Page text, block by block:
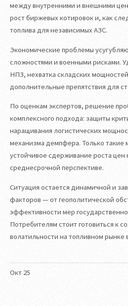
Окт 25
между внутренними и внешними
рост биржевых котировок и, как
топлива для независимых АЗС.
Экономические проблемы
сложностями и военными рисками.
НПЗ, нехватка складских
дополнительные препятствия для
По оценкам экспертов, решение
комплексного подхода: защиты
наращивания логистических
механизма демпфера. Только такие
устойчивое сдерживание роста цен
среднесрочной перспективе.
Ситуация остается динамичной и
факторов — от геополитической
эффективности мер
Потребителям стоит готовиться к
волатильности на топливном